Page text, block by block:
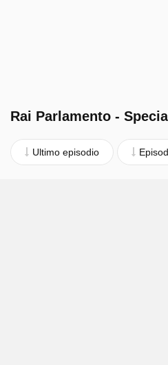
Rai Parlamento -
Ultimo episodio